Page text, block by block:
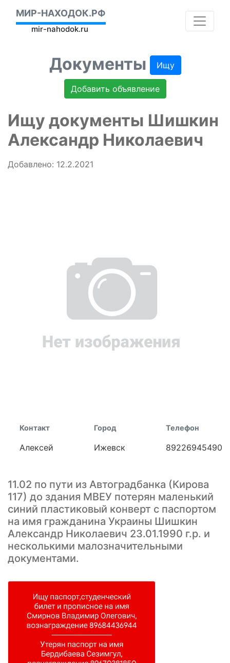
МИР-НАХОДОК.РФ
mir-nahodok.ru
Документы Ищу
Добавить объявление
Ищу документы Шишкин
Александр Николаевич
Добавлено: 12.2.2021
Контакт
Алексей
Город
Ижевск
Телефон
89226945490
11.02 по пути из Автоградбанка (Кирова
117) до здания МВЕУ потерян маленький
синий пластиковый конверт с паспортом
на имя гражданина Украины Шишкин
Александр Николаевич 23.01.1990 г.р. и
несколькими малозначительными
документами.